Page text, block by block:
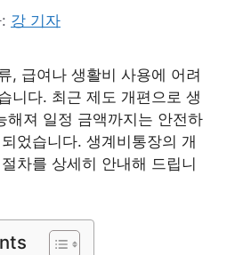
강 기자
, 급여나 생활비 사용에 어려
니다. 최근 제도 개편으로 생
해져 일정 금액까지는 안전하
었습니다. 생계비통장의 개
차를 상세히 안내해 드립니